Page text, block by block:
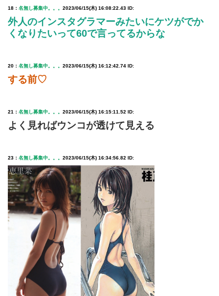
18： 名無し募集中。。。 2023/06/15(木) 16:08:22.43 ID:
外人のインスタグラマーみたいにケツがでか
くなりたいって60で言ってるからな
20： 名無し募集中。。。 2023/06/15(木) 16:12:42.74 ID:
する前♡
21： 名無し募集中。。。 2023/06/15(木) 16:15:11.52 ID:
よく見ればウンコが透けて見える
23： 名無し募集中。。。 2023/06/15(木) 16:34:56.82 ID: